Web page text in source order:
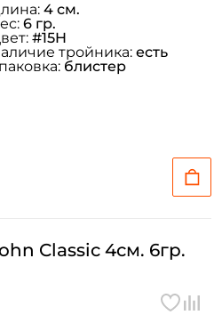
4 см.
6 гр.
#15H
тройника: есть
блистер
Classic 4см. 6гр.